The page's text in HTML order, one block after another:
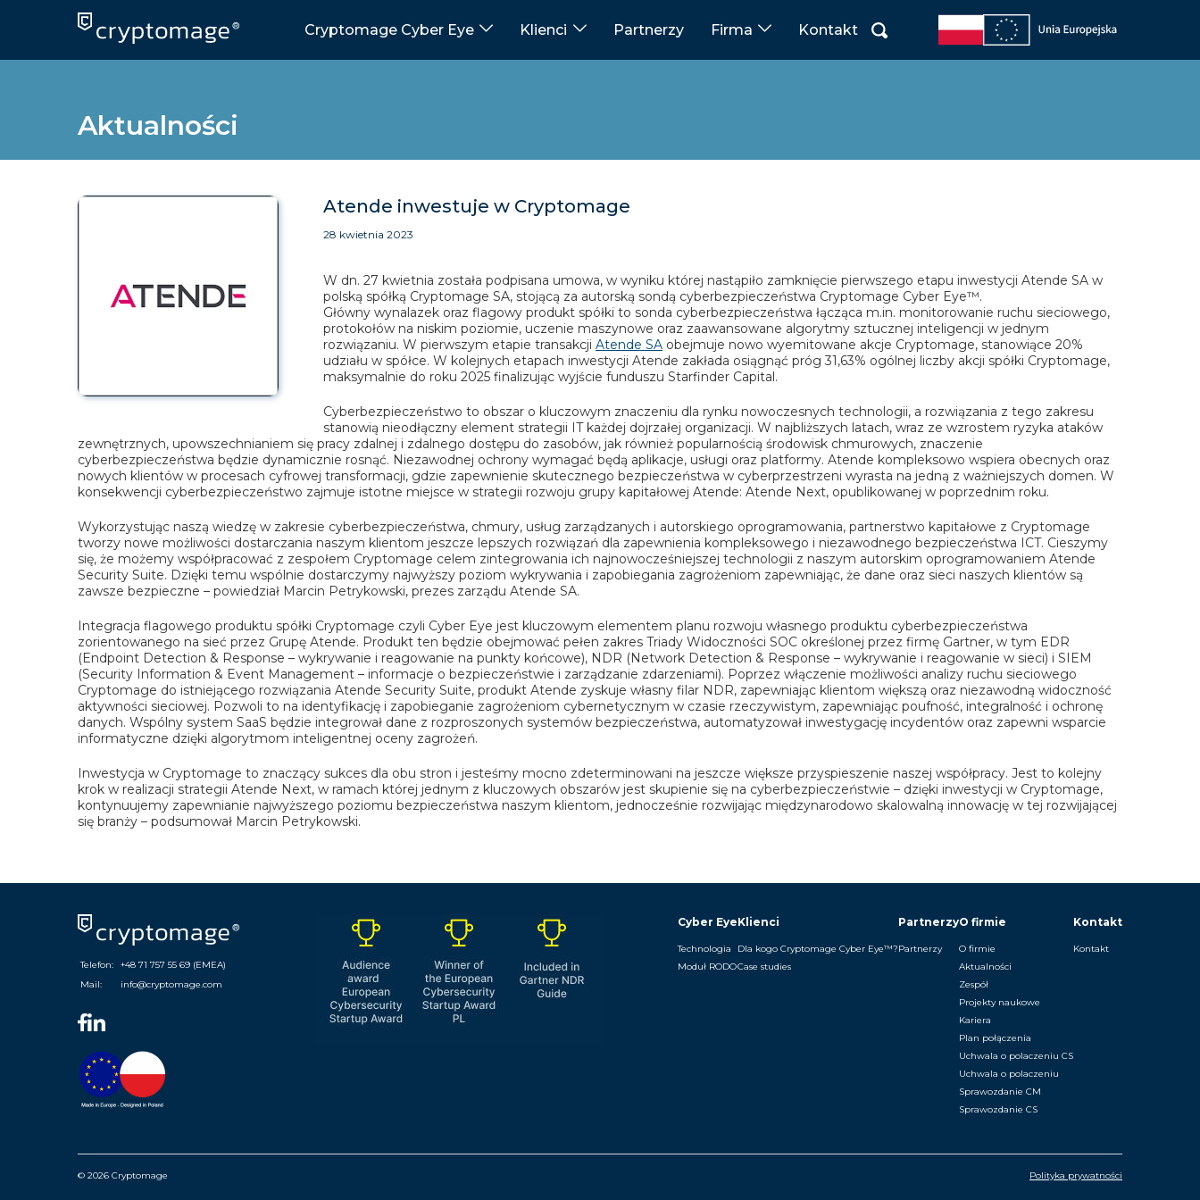
Cryptomage Cyber Eye Klienci Partnerzy Firma Kontakt
Aktualności
Atende inwestuje w Cryptomage
28 kwietnia 2023
W dn. 27 kwietnia została podpisana umowa, w wyniku której nastąpiło zamknięcie pierwszego etapu inwestycji Atende SA w
polską spółką Cryptomage SA, stojącą za autorską sondą cyberbezpieczeństwa Cryptomage Cyber Eye™.
Główny wynalazek oraz flagowy produkt spółki to sonda cyberbezpieczeństwa łącząca m.in. monitorowanie ruchu sieciowego,
protokołów na niskim poziomie, uczenie maszynowe oraz zaawansowane algorytmy sztucznej inteligencji w jednym
rozwiązaniu. W pierwszym etapie transakcji Atende SA obejmuje nowo wyemitowane akcje Cryptomage, stanowiące 20%
udziału w spółce. W kolejnych etapach inwestycji Atende zakłada osiągnąć próg 31,63% ogólnej liczby akcji spółki Cryptomage,
maksymalnie do roku 2025 finalizując wyjście funduszu Starfinder Capital.
Cyberbezpieczeństwo to obszar o kluczowym znaczeniu dla rynku nowoczesnych technologii, a rozwiązania z tego zakresu
stanowią nieodłączny element strategii IT każdej dojrzałej organizacji. W najbliższych latach, wraz ze wzrostem ryzyka ataków
zewnętrznych, upowszechnianiem się pracy zdalnej i zdalnego dostępu do zasobów, jak również popularnością środowisk chmurowych, znaczenie
cyberbezpieczeństwa będzie dynamicznie rosnąć. Niezawodnej ochrony wymagać będą aplikacje, usługi oraz platformy. Atende kompleksowo wspiera obecnych oraz
nowych klientów w procesach cyfrowej transformacji, gdzie zapewnienie skutecznego bezpieczeństwa w cyberprzestrzeni wyrasta na jedną z ważniejszych domen. W
konsekwencji cyberbezpieczeństwo zajmuje istotne miejsce w strategii rozwoju grupy kapitałowej Atende: Atende Next, opublikowanej w poprzednim roku.
Wykorzystując naszą wiedzę w zakresie cyberbezpieczeństwa, chmury, usług zarządzanych i autorskiego oprogramowania, partnerstwo kapitałowe z Cryptomage
tworzy nowe możliwości dostarczania naszym klientom jeszcze lepszych rozwiązań dla zapewnienia kompleksowego i niezawodnego bezpieczeństwa ICT. Cieszymy
się, że możemy współpracować z zespołem Cryptomage celem zintegrowania ich najnowocześniejszej technologii z naszym autorskim oprogramowaniem Atende
Security Suite. Dzięki temu wspólnie dostarczymy najwyższy poziom wykrywania i zapobiegania zagrożeniom zapewniając, że dane oraz sieci naszych klientów są
zawsze bezpieczne – powiedział Marcin Petrykowski, prezes zarządu Atende SA.
Integracja flagowego produktu spółki Cryptomage czyli Cyber Eye jest kluczowym elementem planu rozwoju własnego produktu cyberbezpieczeństwa
zorientowanego na sieć przez Grupę Atende. Produkt ten będzie obejmować pełen zakres Triady Widoczności SOC określonej przez firmę Gartner, w tym EDR
(Endpoint Detection & Response – wykrywanie i reagowanie na punkty końcowe), NDR (Network Detection & Response – wykrywanie i reagowanie w sieci) i SIEM
(Security Information & Event Management – informacje o bezpieczeństwie i zarządzanie zdarzeniami). Poprzez włączenie możliwości analizy ruchu sieciowego
Cryptomage do istniejącego rozwiązania Atende Security Suite, produkt Atende zyskuje własny filar NDR, zapewniając klientom większą oraz niezawodną widoczność
aktywności sieciowej. Pozwoli to na identyfikację i zapobieganie zagrożeniom cybernetycznym w czasie rzeczywistym, zapewniając poufność, integralność i ochronę
danych. Wspólny system SaaS będzie integrował dane z rozproszonych systemów bezpieczeństwa, automatyzował inwestygację incydentów oraz zapewni wsparcie
informatyczne dzięki algorytmom inteligentnej oceny zagrożeń.
Inwestycja w Cryptomage to znaczący sukces dla obu stron i jesteśmy mocno zdeterminowani na jeszcze większe przyspieszenie naszej współpracy. Jest to kolejny
krok w realizacji strategii Atende Next, w ramach której jednym z kluczowych obszarów jest skupienie się na cyberbezpieczeństwie – dzięki inwestycji w Cryptomage,
kontynuujemy zapewnianie najwyższego poziomu bezpieczeństwa naszym klientom, jednocześnie rozwijając międzynarodowo skalowalną innowację w tej rozwijającej
się branży – podsumował Marcin Petrykowski.
Telefon:
+48 71 757 55 69 (EMEA)
Mail:
info@cryptomage.com
Cyber Eye
Technologia
Moduł RODO
Klienci
Dla kogo Cryptomage Cyber Eye™?
Case studies
Partnerzy
Partnerzy
O firmie
O firmie
Aktualności
Zespół
Projekty naukowe
Kariera
Plan połączenia
Uchwala o polaczeniu CS
Uchwala o polaczeniu
Sprawozdanie CM
Sprawozdanie CS
Kontakt
Kontakt
© 2026 Cryptomage Polityka prywatności